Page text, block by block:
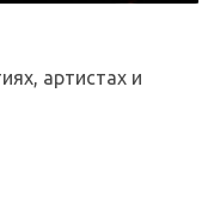
артистах и